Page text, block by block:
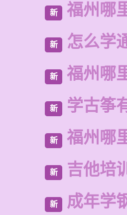
新 福州哪
新 怎么学
新 福州哪
新 学古筝
新 福州哪
新 吉他培
新 成年学